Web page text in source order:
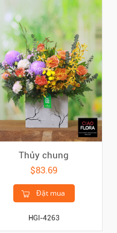
Thủy chung
$83.69
Đặt mua
HGI-4263